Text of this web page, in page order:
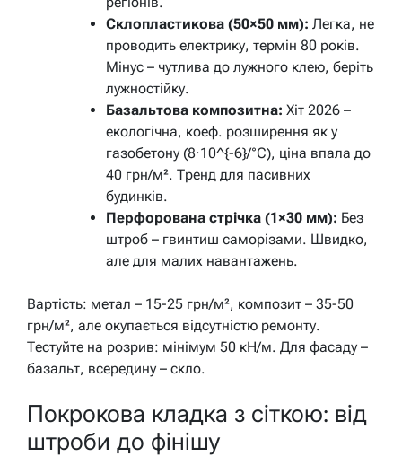
Склопластикова (50×50 мм): Легка, не
проводить електрику, термін 80 років.
Мінус – чутлива до лужного клею, беріть
лужностійку.
Базальтова композитна: Хіт 2026 –
екологічна, коеф. розширення як у
газобетону (8·10^{-6}/°C), ціна впала до
40 грн/м². Тренд для пасивних
будинків.
Перфорована стрічка (1×30 мм): Без
штроб – гвинтиш саморізами. Швидко,
але для малих навантажень.
Вартість: метал – 15-25 грн/м², композит – 35-50
грн/м², але окупається відсутністю ремонту.
Тестуйте на розрив: мінімум 50 кН/м. Для фасаду –
базальт, всередину – скло.
Покрокова кладка з сіткою: від
штроби до фінішу